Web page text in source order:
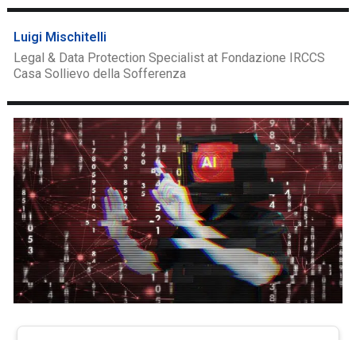
Luigi Mischitelli
Legal & Data Protection Specialist at Fondazione IRCCS
Casa Sollievo della Sofferenza